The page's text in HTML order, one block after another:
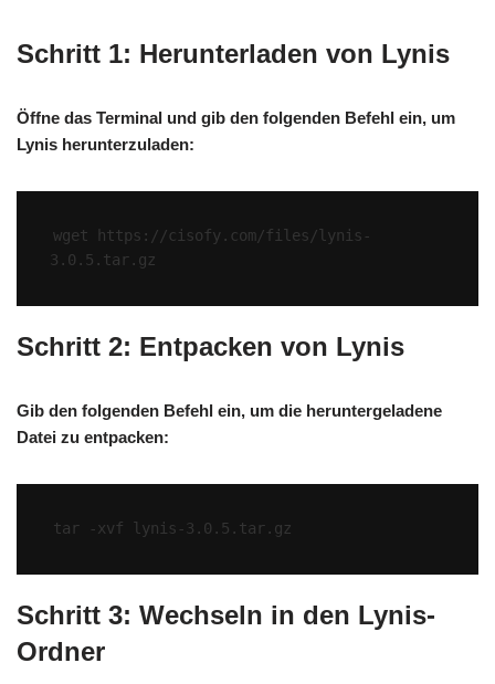
Schritt 1: Herunterladen von Lynis
Öffne das Terminal und gib den folgenden Befehl ein, um
Lynis herunterzuladen:
wget https://cisofy.com/files/lynis-
Schritt 2: Entpacken von Lynis
Gib den folgenden Befehl ein, um die heruntergeladene
Datei zu entpacken:
Schritt 3: Wechseln in den Lynis-
Ordner